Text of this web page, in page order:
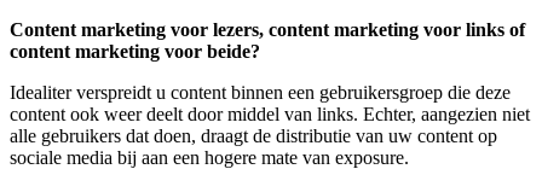
Content marketing voor lezers, content marketing voor links of
content marketing voor beide?
Idealiter verspreidt u content binnen een gebruikersgroep die deze
content ook weer deelt door middel van links. Echter, aangezien niet
alle gebruikers dat doen, draagt de distributie van uw content op
sociale media bij aan een hogere mate van exposure.